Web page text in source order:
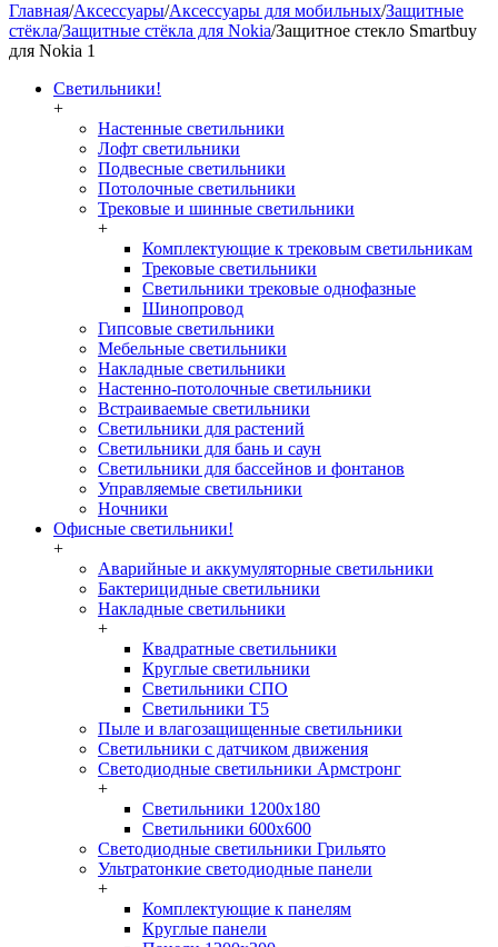
Главная/Аксессуары/Аксессуары для мобильных/Защитные
стёкла/Защитные стёкла для Nokia/Защитное стекло Smartbuy
для Nokia 1
Светильники!
+
Настенные светильники
Лофт светильники
Подвесные светильники
Потолочные светильники
Трековые и шинные светильники
+
Комплектующие к трековым светильникам
Трековые светильники
Светильники трековые однофазные
Шинопровод
Гипсовые светильники
Мебельные светильники
Накладные светильники
Настенно-потолочные светильники
Встраиваемые светильники
Светильники для растений
Светильники для бань и саун
Светильники для бассейнов и фонтанов
Управляемые светильники
Ночники
Офисные светильники!
+
Аварийные и аккумуляторные светильники
Бактерицидные светильники
Накладные светильники
+
Квадратные светильники
Круглые светильники
Светильники СПО
Светильники Т5
Пыле и влагозащищенные светильники
Светильники с датчиком движения
Светодиодные светильники Армстронг
+
Светильники 1200х180
Светильники 600х600
Светодиодные светильники Грильято
Ультратонкие светодиодные панели
+
Комплектующие к панелям
Круглые панели